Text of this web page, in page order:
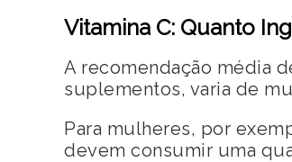
Vitamina C: Quanto
A recomendação média
suplementos, varia de
Para mulheres, por
devem consumir uma